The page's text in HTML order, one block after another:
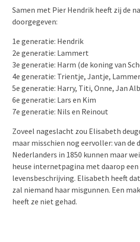
Samen met Pier Hendrik heeft zij de
doorgegeven:
1e generatie: Hendrik
2e generatie: Lammert
3e generatie: Harm (de koning van
4e generatie: Trientje, Jantje,
5e generatie: Harry, Titi, Onne, Jan
6e generatie: Lars en Kim
7e generatie: Nils en Reinout
Zoveel nageslacht zou Elisabeth
maar misschien nog eervoller: van de
Nederlanders in 1850 kunnen maar
heuse internetpagina met daarop
levensbeschrijving. Elisabeth heeft
zal niemand haar misgunnen. Een
heeft ze niet gehad.